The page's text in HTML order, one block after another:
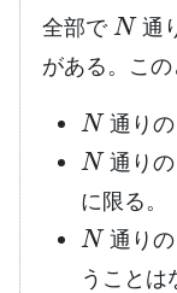
全部で
通
がある。この
通りの
N
通りの
に限る。
N
通りの
うことは